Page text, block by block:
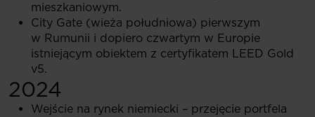
mieszkaniowym.
City Gate (wieża południowa) pierwszym
w Rumunii i dopiero czwartym w Europie
istniejącym obiektem z certyfikatem LEED Gold
v5.
2024
Wejście na rynek niemiecki – przejęcie portfela